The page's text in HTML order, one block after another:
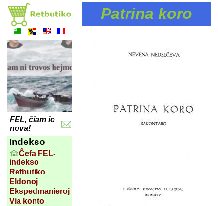
FEL, ĉiam io
nova!
Indekso
Ĉefa FEL-
indekso
Retbutiko
Eldonoj
Ekspedmanieroj
Via konto
Patrina koro